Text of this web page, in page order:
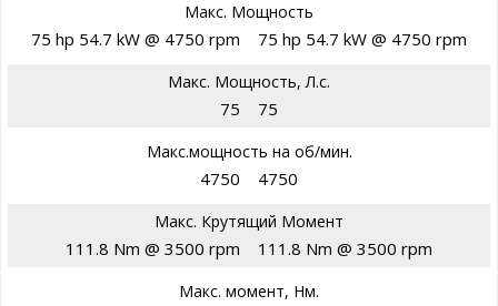
Макс. Мощность
75 hp 54.7 kW @ 4750 rpm 75 hp 54.7 kW @ 4750 rpm
Макс. Мощность, Л.с.
75 75
Макс.мощность на об/мин.
4750 4750
Макс. Крутящий Момент
111.8 Nm @ 3500 rpm 111.8 Nm @ 3500 rpm
Макс. момент, Нм.